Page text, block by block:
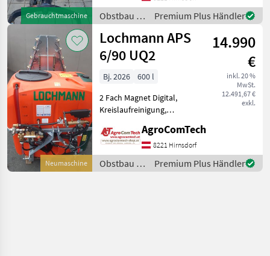
Lochmann
KATEGORIE
WÄHLEN
Lochmann
Mitterer
MARKTPLATZ
Marktplatz Händlerangebote Kleinanzeigen
Gebrauchtmaschine
Obstbau /
Lochmann
Premium Plus Händler
Neumaschine
Lochmann APS
6/90 UQ2
14.990
€
inkl. 20 %
MwSt.
12.491,67 €
exkl.
Bj. 2026
600 l
2 Fach Magnet Digital,
Kreislaufreinigung,
Verlustarmsprühen,
Wasserveiteilung,
Luftmengenmessung, ZUR
INFO Aktuell liegt die
AgroComTech
8221 Hirnsdorf
Obstbau /
Lochmann
Premium Plus Händler